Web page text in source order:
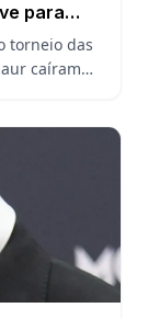
para
torneio das
caíram